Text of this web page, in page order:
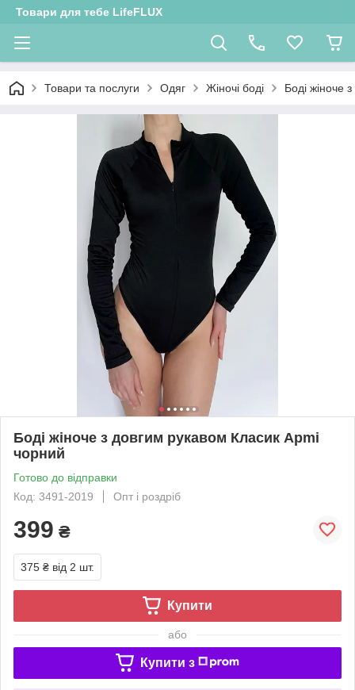
Товари для тебе LifeFLUX
Товари та послуги Одяг Жіночі боді Боді жіноче
Боді жіноче з довгим рукавом Класик Apmi
чорний
Готово до відправки
Код: 3491-2019
Опт і роздріб
399 ₴
375 ₴ від 2 шт.
Купити
або
Купити з